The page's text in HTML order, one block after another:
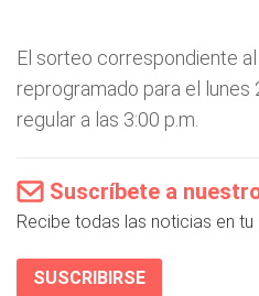
El sorteo correspondiente
reprogramado para el lunes
regular a las 3:00 p.m.
Suscríbete a
Recibe todas las noticias en tu
SUSCRIBIRSE